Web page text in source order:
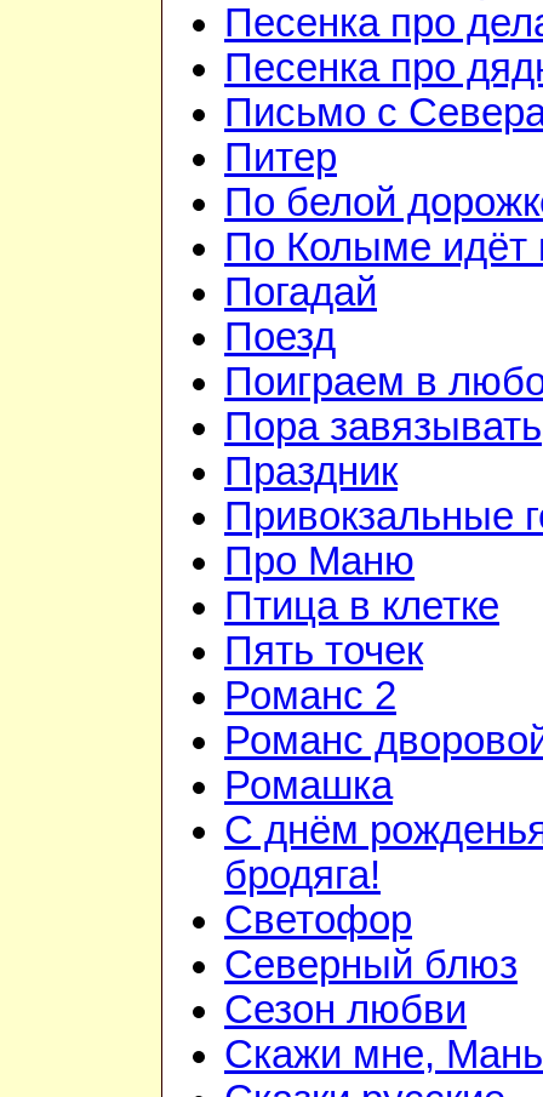
Песенка про
Песенка про
Письмо с
Питер
По белой
По Колыме идёт
Погадай
Поезд
Поиграем в
Пора завязывать
Праздник
Привокзальные
Про Маню
Птица в клетке
Пять точек
Романс 2
Романс
Ромашка
С днём
бродяга!
Светофор
Северный блюз
Сезон любви
Скажи мне, Мань